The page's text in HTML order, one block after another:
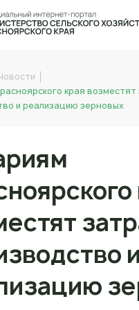
края
и реализацию зерновых
и